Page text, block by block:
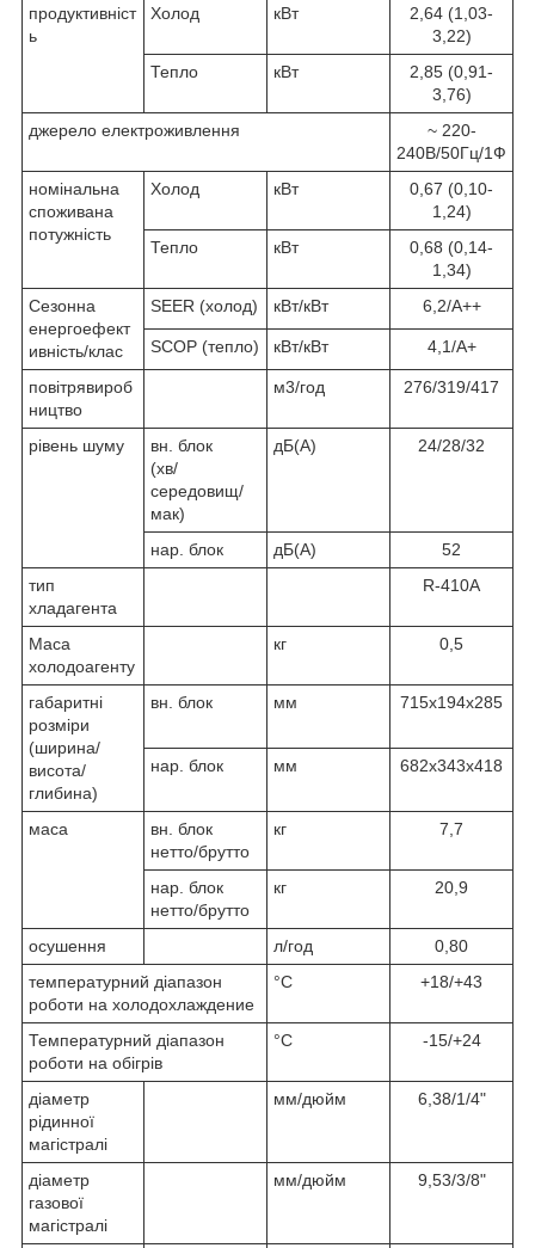
продуктивніст
ь
Холод кВт
2,64 (1,03-
3,22)
Тепло
кВт
2,85 (0,91-
3,76)
джерело електроживлення
~ 220-
240В/50Гц/1Ф
номінальна
споживана
потужність
Холод кВт
0,67 (0,10-
1,24)
Тепло
кВт
0,68 (0,14-
1,34)
Сезонна
енергоефект
ивність/клас
SEER (холод) кВт/кВт 6,2/А++
SCOP (тепло) кВт/кВт 4,1/А+
повітрявироб
ництво
м3/год 276/319/417
рівень шуму
вн. блок
(хв/
середовищ/
мак)
дБ(А) 24/28/32
нар. блок дБ(А)
52
тип
хладагента
R-410A
Маса
холодоагенту
кг 0,5
габаритні
розміри
(ширина/
висота/
глибина)
вн. блок мм 715х194х285
нар. блок мм 682х343х418
маса
вн. блок
нетто/брутто
кг 7,7
нар. блок
нетто/брутто
кг 20,9
осушення л/год
0,80
температурний діапазон
роботи на холодохлаждение
°C +18/+43
Температурний діапазон
роботи на обігрів
°C -15/+24
діаметр
рідинної
магістралі
мм/дюйм 6,38/1/4"
діаметр
газової
магістралі
мм/дюйм 9,53/3/8"